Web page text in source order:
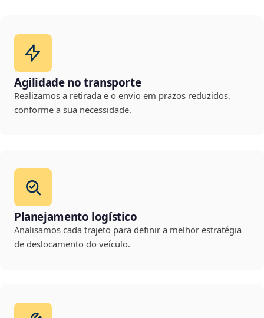
Agilidade no transporte
Realizamos a retirada e o envio em prazos reduzidos,
conforme a sua necessidade.
Planejamento logístico
Analisamos cada trajeto para definir a melhor estratégia
de deslocamento do veículo.